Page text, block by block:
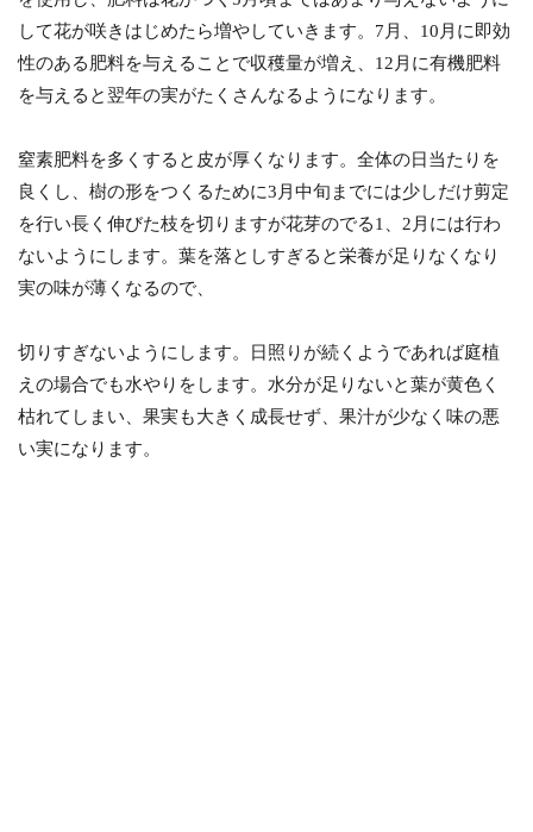
して花が咲きはじめたら増やしていきます。7月、10月に即効
性のある肥料を与えることで収穫量が増え、12月に有機肥料
を与えると翌年の実がたくさんなるようになります。
窒素肥料を多くすると皮が厚くなります。全体の日当たりを
良くし、樹の形をつくるために3月中旬までには少しだけ剪定
を行い長く伸びた枝を切りますが花芽のでる1、2月には行わ
ないようにします。葉を落としすぎると栄養が足りなくなり
実の味が薄くなるので、
切りすぎないようにします。日照りが続くようであれば庭植
えの場合でも水やりをします。水分が足りないと葉が黄色く
枯れてしまい、果実も大きく成長せず、果汁が少なく味の悪
い実になります。